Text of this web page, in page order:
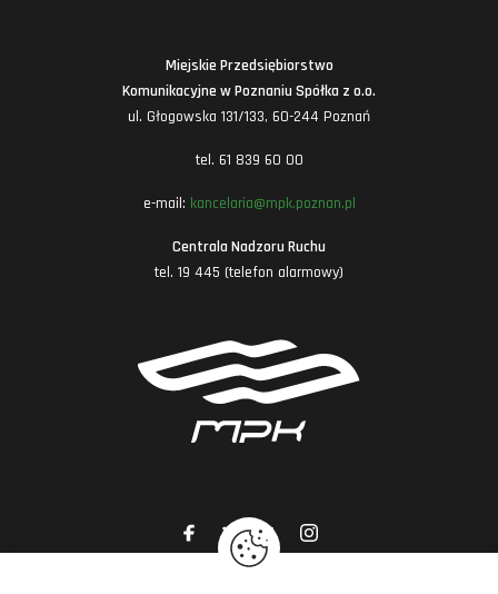
Miejskie Przedsiębiorstwo
Komunikacyjne w Poznaniu Spółka z o.o.
ul. Głogowska 131/133, 60-244 Poznań
tel. 61 839 60 00
e-mail: kancelaria@mpk.poznan.pl
Centrala Nadzoru Ruchu
tel. 19 445 (telefon alarmowy)